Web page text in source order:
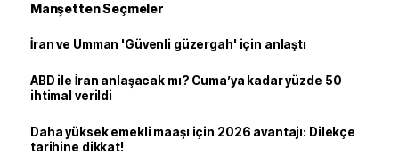
Manşetten Seçmeler
İran ve Umman 'Güvenli güzergah' için anlaştı
ABD ile İran anlaşacak mı? Cuma’ya kadar yüzde 50
ihtimal verildi
Daha yüksek emekli maaşı için 2026 avantajı: Dilekçe
tarihine dikkat!